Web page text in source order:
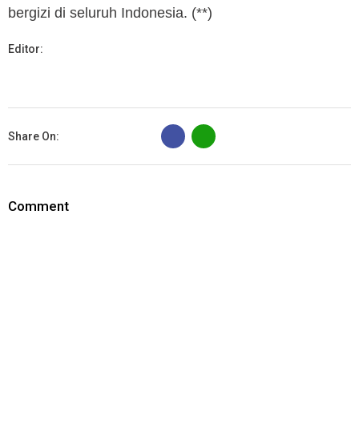
bergizi di seluruh Indonesia. (**)
Editor:
Share On:
B
Comment